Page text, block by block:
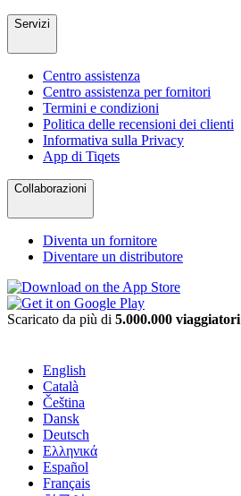
Servizi
Centro assistenza
Centro assistenza per fornitori
Termini e condizioni
Politica delle recensioni dei clienti
Informativa sulla Privacy
App di Tiqets
Collaborazioni
Diventa un fornitore
Diventare un distributore
Scaricato da più di 5.000.000 viaggiatori
English
Català
Čeština
Dansk
Deutsch
Ελληνικά
Español
Français